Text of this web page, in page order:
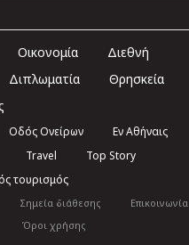
Οικονομία
Διεθνή
Διπλωματία
Θρησκεία
Οδός Ονείρων
Εν Αθήναις
Travel
Top Story
τουρισμός
Σημεία διάθεσης
Επικοινωνία
Όροι χρήσης